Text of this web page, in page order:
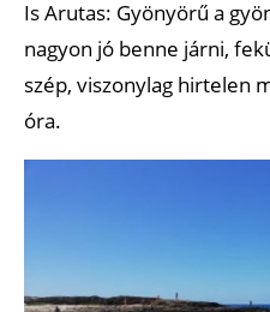
Is Arutas: Gyönyörű a
nagyon jó benne járni,
szép, viszonylag hirtelen
óra.